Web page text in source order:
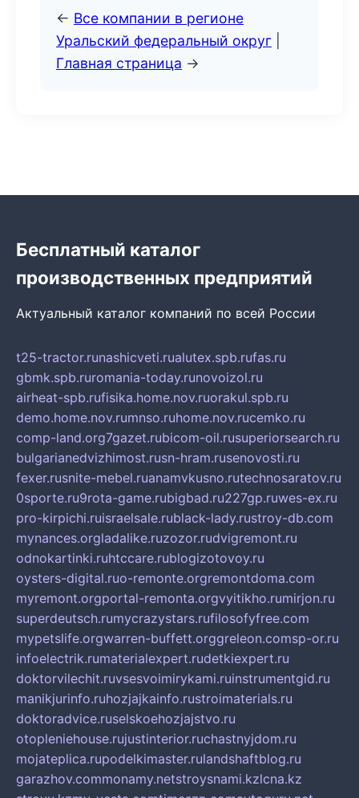
← Все компании в регионе
Уральский федеральный округ
Главная страница →
Бесплатный каталог
производственных предприятий
Актуальный каталог компаний по всей России
t25-tractor.runashicveti.rualutex.spb.rufas.ru
gbmk.spb.ruromania-today.runovoizol.ru
airheat-spb.rufisika.home.nov.ruorakul.spb.ru
demo.home.nov.rumnso.ruhome.nov.rucemko.ru
comp-land.org7gazet.rubicom-oil.rusuperiorsearch.ru
bulgarianedvizhimost.rusn-hram.rusenovosti.ru
fexer.rusnite-mebel.ruanamvkusno.rutechnosaratov.ru
0sporte.ru9rota-game.rubigbad.ru227gp.ruwes-ex.ru
pro-kirpichi.ruisraelsale.rublack-lady.rustroy-db.com
mynances.orgladalike.ruzozor.rudvigremont.ru
odnokartinki.ruhtccare.rublogizotovoy.ru
oysters-digital.ruo-remonte.orgremontdoma.com
myremont.orgportal-remonta.orgvyitikho.rumirjon.ru
superdeutsch.rumycrazystars.rufilosofyfree.com
mypetslife.orgwarren-buffett.orggreleon.comsp-or.ru
infoelectrik.rumaterialexpert.rudetkiexpert.ru
doktorvilechit.ruvsesvoimirykami.ruinstrumentgid.ru
manikjurinfo.ruhozjajkainfo.rustroimaterials.ru
doktoradvice.ruselskoehozjajstvo.ru
otopleniehouse.rujustinterior.ruchastnyjdom.ru
mojateplica.rupodelkimaster.rulandshaftblog.ru
garazhov.commonamy.netstroysnami.kzlcna.kz